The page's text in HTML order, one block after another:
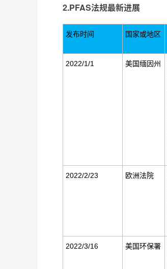
2.PFAS法规最新进展
发布时间 国家或地区
2022/1/1 美国缅因州
2022/2/23 欧洲法院
2022/3/16 美国环保署